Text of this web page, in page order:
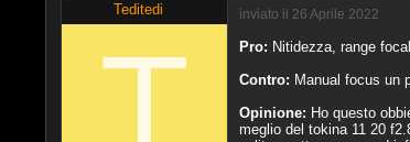
Teditedi inviato il 26 Aprile 2022
Pro: Nitidezza, range
Contro: Manual focus un
Opinione: Ho questo
meglio del tokina 11 20